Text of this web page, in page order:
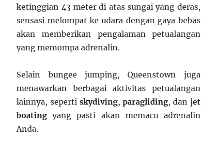
ketinggian 43 meter di atas sungai yang deras,
sensasi melompat ke udara dengan gaya bebas
akan memberikan pengalaman petualangan
yang memompa adrenalin.
Selain bungee jumping, Queenstown juga
menawarkan berbagai aktivitas petualangan
lainnya, seperti skydiving,paragliding, dan jet
boating yang pasti akan memacu adrenalin
Anda.